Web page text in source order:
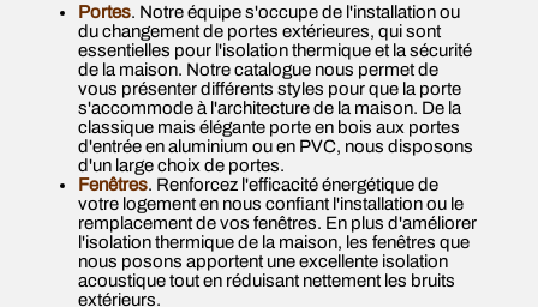
Portes. Notre équipe s'occupe de l'installation ou
du changement de portes extérieures, qui sont
essentielles pour l'isolation thermique et la sécurité
de la maison. Notre catalogue nous permet de
vous présenter différents styles pour que la porte
s'accommode à l'architecture de la maison. De la
classique mais élégante porte en bois aux portes
d'entrée en aluminium ou en PVC, nous disposons
d'un large choix de portes.
Fenêtres. Renforcez l'efficacité énergétique de
votre logement en nous confiant l'installation ou le
remplacement de vos fenêtres. En plus d'améliorer
l'isolation thermique de la maison, les fenêtres que
nous posons apportent une excellente isolation
acoustique tout en réduisant nettement les bruits
extérieurs.